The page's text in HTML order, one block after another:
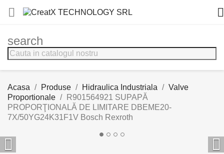
 
search
Acasa Produse Hidraulica Industriala
Valve
Proportionale
R901564921 SUPAPĂ
PROPORŢIONALĂ DE LIMITARE DBEME20-
7X/50YG24K31F1V Bosch Rexroth
 